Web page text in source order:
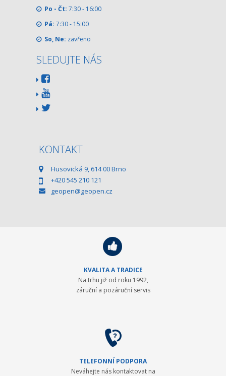
Po - Čt: 7:30 - 16:00
Pá: 7:30 - 15:00
So, Ne: zavřeno
SLEDUJTE NÁS
KONTAKT
Husovická 9, 614 00 Brno
+420 545 210 121
geopen@geopen.cz
KVALITA A TRADICE
Na trhu již od roku 1992,
záruční a pozáruční servis
TELEFONNÍ PODPORA
Neváhejte nás kontaktovat na